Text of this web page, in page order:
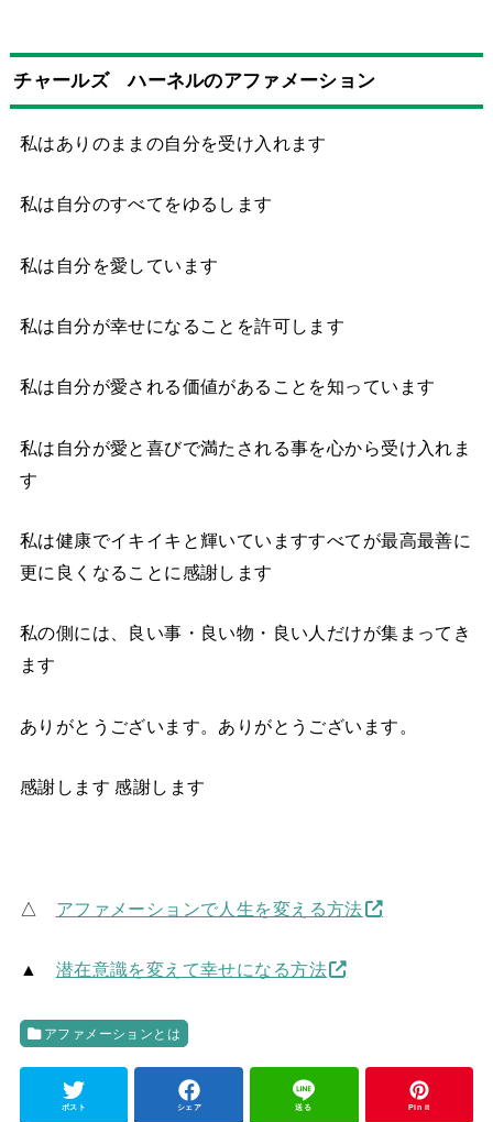
チャールズ ハーネルのアファメーション
私はありのままの自分を受け入れます
私は自分のすべてをゆるします
私は自分を愛しています
私は自分が幸せになることを許可します
私は自分が愛される価値があることを知っています
私は自分が愛と喜びで満たされる事を心から受け入れま
す
私は健康でイキイキと輝いていますすべてが最高最善に
更に良くなることに感謝します
私の側には、良い事・良い物・良い人だけが集まってき
ます
ありがとうございます。ありがとうございます。
感謝します 感謝します
△ アファメーションで人生を変える方法
▲ 潜在意識を変えて幸せになる方法
アファメーションとは
ポスト シェア 送る Pin it